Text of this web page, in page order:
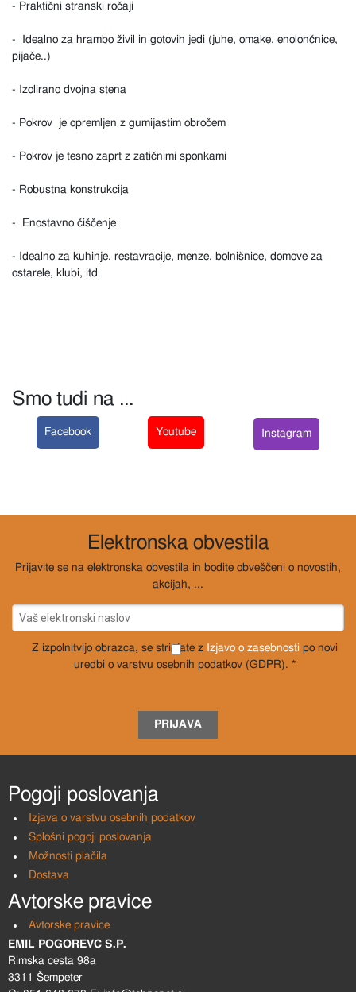
Smo tudi na ...
Facebook Youtube Instagram
- Praktični stranski ročaji
- Idealno za hrambo živil in gotovih jedi (juhe, omake, enolončnice,
pijače..)
- Izolirano dvojna stena
- Pokrov je opremljen z gumijastim obročem
- Pokrov je tesno zaprt z zatičnimi sponkami
- Robustna konstrukcija
- Enostavno čiščenje
- Idealno za kuhinje, restavracije, menze, bolnišnice, domove za
ostarele, klubi, itd
Elektronska obvestila
Prijavite se na elektronska obvestila in bodite obveščeni o novostih,
akcijah, ...
Z izpolnitvijo obrazca, se strinjate z Izjavo o zasebnosti po novi
uredbi o varstvu osebnih podatkov (GDPR). *
PRIJAVA
Pogoji poslovanja
Izjava o varstvu osebnih podatkov
Splošni pogoji poslovanja
Možnosti plačila
Dostava
Avtorske pravice
Avtorske pravice
EMIL POGOREVC S.P.
Rimska cesta 98a
3311 Šempeter